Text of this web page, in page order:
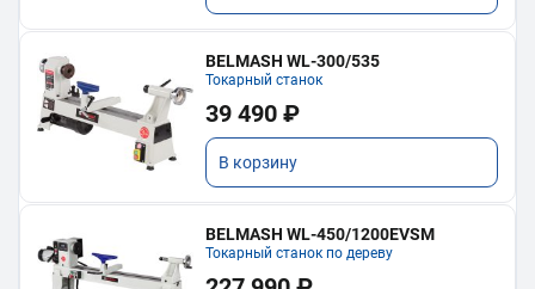
BELMASH WL-300/535
Токарный станок
39 490 ₽
В корзину
BELMASH WL-450/1200EVSM
Токарный станок по дереву